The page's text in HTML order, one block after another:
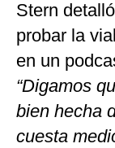
Stern
probar la
en un
“Digamos
bien hecha
cuesta